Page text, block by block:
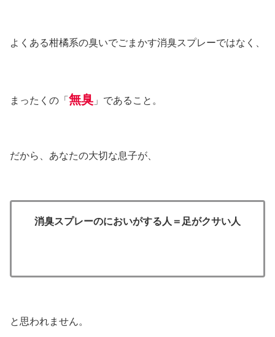
よくある柑橘系の臭いでごまかす消臭スプレーではなく、
まったくの「 無臭 」であること。
だから、あなたの大切な息子が、
消臭スプレーのにおいがする人＝足がクサい人
と思われません。